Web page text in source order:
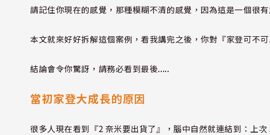
請記住你現在的感覺，那種模糊不清的感覺，因為這是一個很有
本文就來好好拆解這個案例，看我講完之後，你對『家登可不
結論會令你驚訝，請務必看到最後.....
當初家登大成長的原因
很多人現在看到『2 奈米要出貨了』，腦中自然就連結到：上